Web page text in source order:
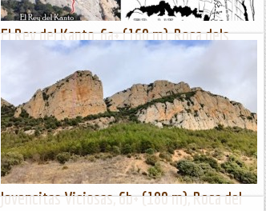
El Rey del Kanto, 6a+ (160 m), Roca dels
Arcs, Montsec de Rúbies
Recent obertura de Nandi Salas i Armand Ballart que resulta
fàcil de definir: escalada molt bonica, agradable, gens difícil,
directa i, ohhh sorpresa, per ser de qui és, molt...
Lo gall
Jovencitas Viciosas, 6b+ (180 m), Roca del